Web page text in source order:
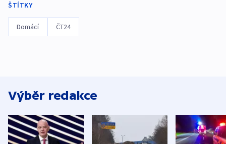
ŠTÍTKY
Domácí ČT24
Výběr redakce